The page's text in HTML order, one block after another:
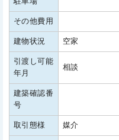
その他費用
建物状況 空家
引渡し可能
年月
相談
建築確認番
号
取引態様 媒介